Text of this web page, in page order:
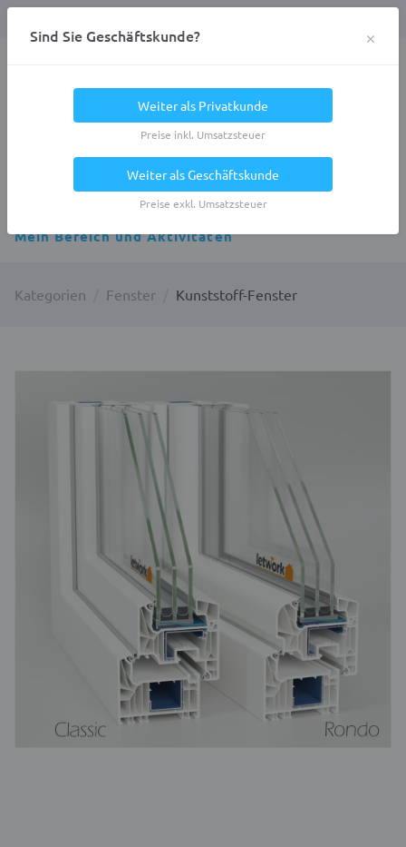
Mein Bereich und Aktivitäten
Kategorien Fenster Kunststoff-Fenster
Sind Sie Geschäftskunde? ×
Weiter als Privatkunde
Preise inkl. Umsatzsteuer
Weiter als Geschäftskunde
Preise exkl. Umsatzsteuer